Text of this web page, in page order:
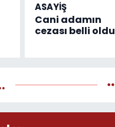
ASAYİŞ
Cani adamın
cezası belli oldu